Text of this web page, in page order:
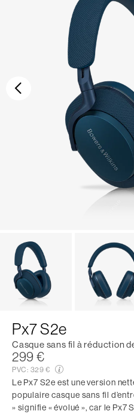
Précédent
Px7 S2e
Casque sans fil à réduction
299 €
PVC: 329 €
Le Px7 S2e est une version
populaire casque sans fil
» signifie « évolué », car le Px7